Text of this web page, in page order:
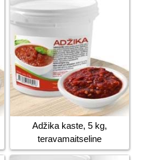
Adžika kaste, 5 kg,
teravamaitseline